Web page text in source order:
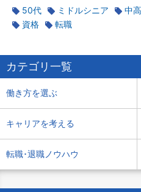
50代 ミドルシニア 中
資格
転職
カテゴリ一覧
働き方を選ぶ
キャリアを考える
転職･退職ノウハウ